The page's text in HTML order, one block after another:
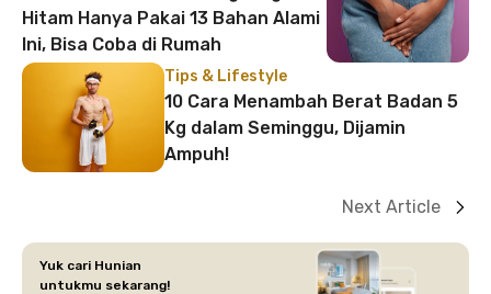
Hitam Hanya Pakai 13 Bahan Alami
Ini, Bisa Coba di Rumah
Tips & Lifestyle
10 Cara Menambah Berat Badan 5
Kg dalam Seminggu, Dijamin
Ampuh!
Next Article
Yuk cari Hunian
untukmu sekarang!